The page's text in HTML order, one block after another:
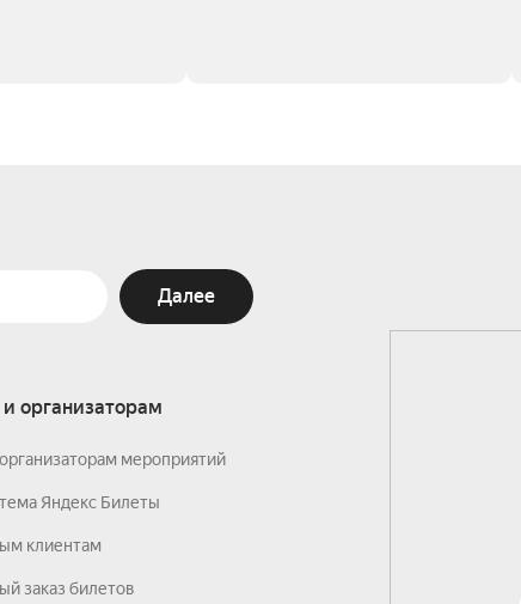
Далее
организаторам
мероприятий
Яндекс Билеты
клиентам
заказ билетов